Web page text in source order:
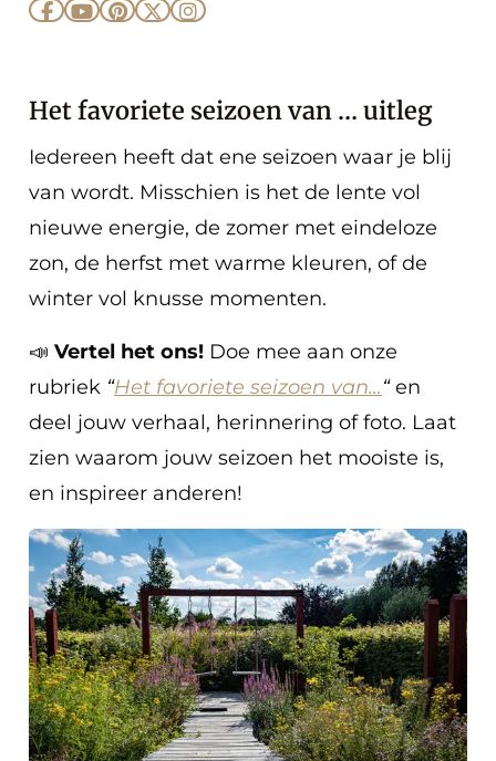
Ga Ga Ga Ga Ga
Het favoriete seizoen van … uitleg
Iedereen heeft dat ene seizoen waar je blij
van wordt. Misschien is het de lente vol
nieuwe energie, de zomer met eindeloze
zon, de herfst met warme kleuren, of de
winter vol knusse momenten.
📣 Vertel het ons! Doe mee aan onze
rubriek “Het favoriete seizoen van…“en
deel jouw verhaal, herinnering of foto. Laat
zien waarom jouw seizoen het mooiste is,
en inspireer anderen!